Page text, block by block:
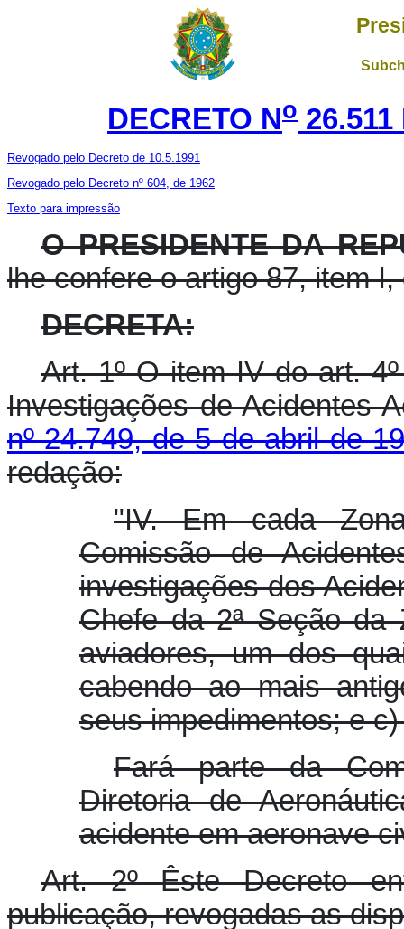
DECRETO No
Revogado pelo Decreto de 10.5.1991
Revogado pelo Decreto nº 604, de 1962
Texto para impressão
O PRESIDENTE DA
lhe confere o artigo 87, item
DECRETA:
Art. 1º O item IV do art.
Investigações de Acidentes
nº 24.749, de 5 de abril de
redação:
"IV. Em cada
Comissão de
investigações dos
Chefe da 2ª Seção
aviadores, um dos
cabendo ao mais
seus impedimentos; e
Fará parte da
Diretoria de
acidente em aeronave
Art. 2º Êste Decreto
publicação, revogadas as